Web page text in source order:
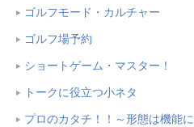
ゴルフモード・カルチャー
ゴルフ場予約
ショートゲーム・マスター！
トークに役立つ小ネタ
プロのカタチ！！～形態は機能